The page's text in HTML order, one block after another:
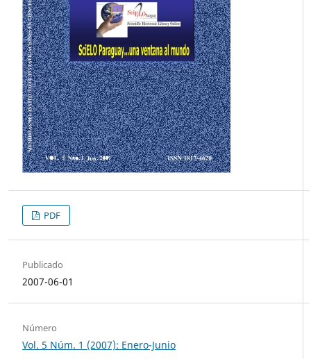
PDF
Publicado
2007-06-01
Número
Vol. 5 Núm. 1 (2007): Enero-Junio